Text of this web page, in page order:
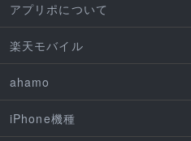
アプリポについて
楽天モバイル
ahamo
iPhone機種